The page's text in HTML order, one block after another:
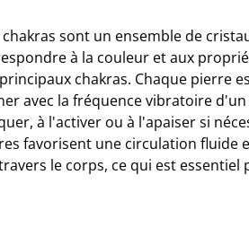
chakras sont un ensemble de
à la couleur et aux
chakras. Chaque pierre
avec la fréquence vibratoire
à l'activer ou à l'apaiser si
favorisent une circulation fluide
le corps, ce qui est essentiel